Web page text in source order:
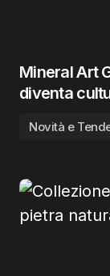
Mineral Art
diventa
Novità e